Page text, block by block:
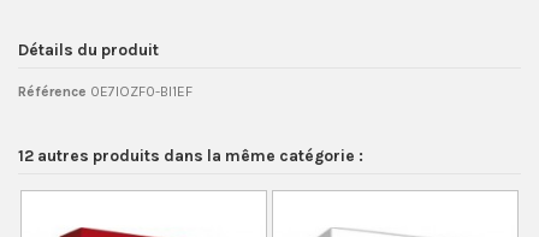
Détails du produit
Référence 0E7IOZF0-BI1EF
12 autres produits dans la même catégorie :